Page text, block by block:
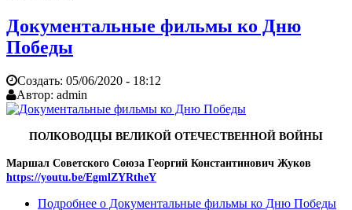
Документальные фильмы ко Дню
Победы
Создать: 05/06/2020 - 18:12
Автор: admin
ПОЛКОВОДЦЫ ВЕЛИКОЙ ОТЕЧЕСТВЕННОЙ ВОЙНЫ
Маршал Советского Союза Георгий Константинович Жуков
https://youtu.be/EgmlZYRtheY
Подробнее о Документальные фильмы ко Дню Победы